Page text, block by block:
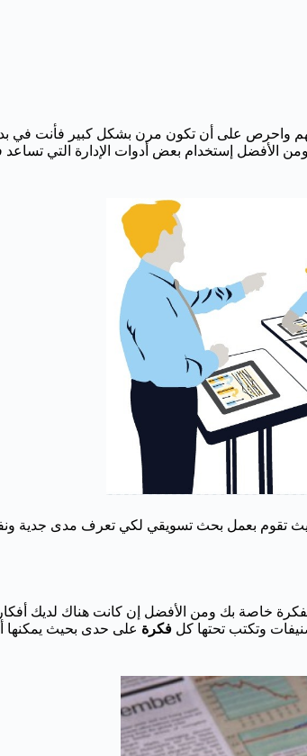
واحرص على أن تكون مرن بشكل كبير فأنت في
ومن الأفضل إستخدام بعض أدوات الإدارة التي
تقوم بعمل بحث تسويقي لكي تعرف مدى جدية
خاصة بك ومن الأفضل إن كانت هناك لديك
وتكتب تحتها كل فكرة على حدى بحيث يمكنها